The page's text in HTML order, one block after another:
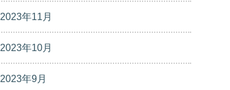
2023年11月
2023年10月
2023年9月